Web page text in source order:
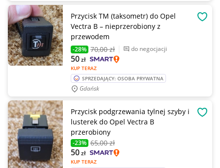
Przycisk TM (taksometr) do Opel
Vectra B – nieprzerobiony z
przewodem
-28% 70,00 zł do negocjacji
KUP TERAZ
50zł
SPRZEDAJĄCY: OSOBA PRYWATNA
Gdańsk
Przycisk podgrzewania tylnej szyby i
lusterek do Opel Vectra B
przerobiony
-23% 65,00 zł
KUP TERAZ
50zł